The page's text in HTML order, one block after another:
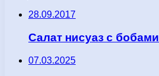
28.09.2017
Салат нисуаз с бобами
07.03.2025